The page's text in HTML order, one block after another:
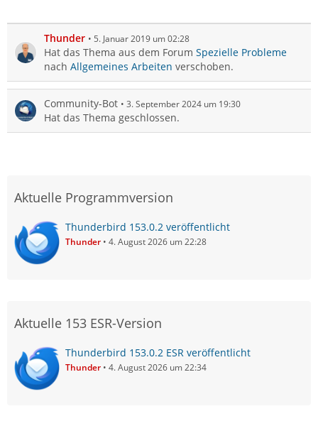
Thunder 5. Januar 2019 um 02:28
Hat das Thema aus dem Forum Spezielle Probleme
nach Allgemeines Arbeiten verschoben.
Community-Bot 3. September 2024 um 19:30
Hat das Thema geschlossen.
Aktuelle Programmversion
Thunderbird 153.0.2 veröffentlicht
Thunder 4. August 2026 um 22:28
Aktuelle 153 ESR-Version
Thunderbird 153.0.2 ESR veröffentlicht
Thunder 4. August 2026 um 22:34